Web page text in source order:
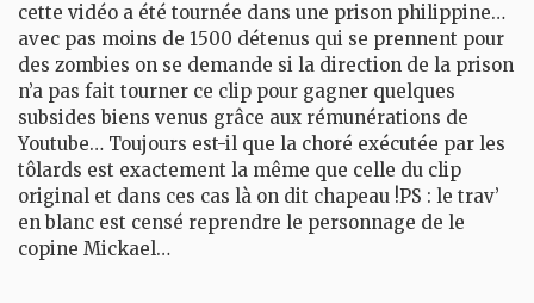
cette vidéo a été tournée dans une prison philippine…
avec pas moins de 1500 détenus qui se prennent pour
des zombies on se demande si la direction de la prison
n’a pas fait tourner ce clip pour gagner quelques
subsides biens venus grâce aux rémunérations de
Youtube… Toujours est-il que la choré exécutée par les
tôlards est exactement la même que celle du clip
original et dans ces cas là on dit chapeau !PS : le trav’
en blanc est censé reprendre le personnage de le
copine Mickael…